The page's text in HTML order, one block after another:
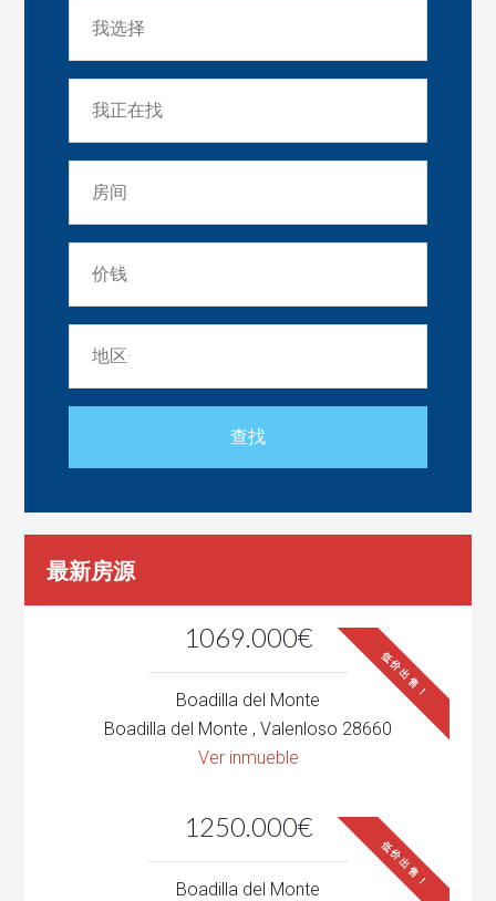
最新房源
1069.000€
低价出售！
Boadilla del Monte
Boadilla del Monte , Valenloso 28660
Ver inmueble
1250.000€
低价出售！
Boadilla del Monte